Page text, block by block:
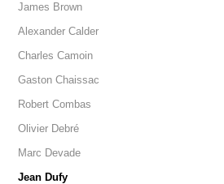
James Brown
Alexander Calder
Charles Camoin
Gaston Chaissac
Robert Combas
Olivier Debré
Marc Devade
Jean Dufy